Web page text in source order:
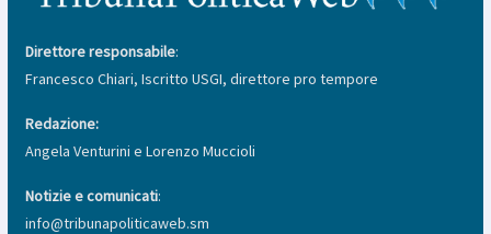
Direttore responsabile:
Francesco Chiari, Iscritto USGI, direttore pro tempore
Redazione:
Angela Venturini e Lorenzo Muccioli
Notizie e comunicati:
info@tribunapoliticaweb.sm